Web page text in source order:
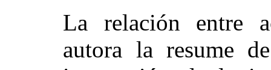
La relación entre
autora la resume